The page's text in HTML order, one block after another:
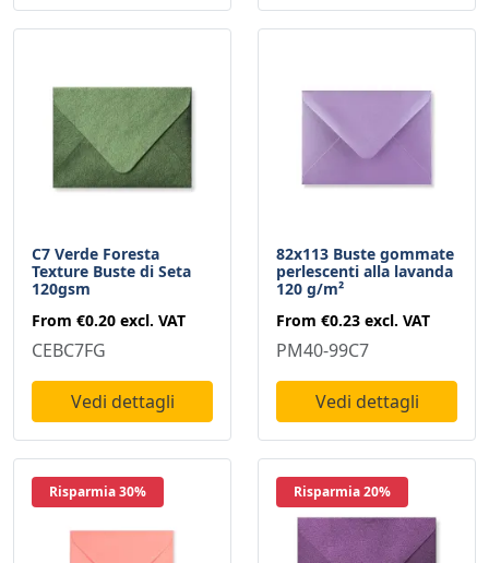
C7 Verde Foresta
Texture Buste di Seta
120gsm
From €0.20 excl. VAT
CEBC7FG
Vedi dettagli
82x113 Buste gommate
perlescenti alla lavanda
120 g/m²
From €0.23 excl. VAT
PM40-99C7
Vedi dettagli
Risparmia 30% Risparmia 20%